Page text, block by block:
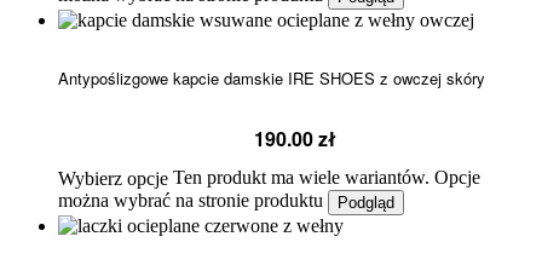
Antypoślizgowe kapcie damskie IRE SHOES z owczej skóry
190.00zł
Wybierz opcje Ten produkt ma wiele wariantów. Opcje
można wybrać na stronie produktu
Podgląd